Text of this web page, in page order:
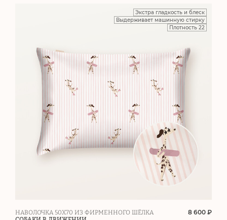
Экстра гладкость и блеск
Выдерживает машинную стирку
Плотность 22
НАВОЛОЧКА 50Х70 ИЗ ФИРМЕННОГО ШЁЛКА
8 600 ₽